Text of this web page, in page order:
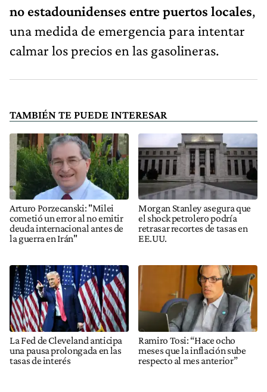
no estadounidenses entre puertos locales,
una medida de emergencia para intentar
calmar los precios en las gasolineras.
TAMBIÉN TE PUEDE INTERESAR
Arturo Porzecanski: "Milei
cometió un error al no emitir
deuda internacional antes de
la guerra en Irán"
Morgan Stanley asegura que
el shock petrolero podría
retrasar recortes de tasas en
EE.UU.
La Fed de Cleveland anticipa
una pausa prolongada en las
tasas de interés
Ramiro Tosi: “Hace ocho
meses que la inflación sube
respecto al mes anterior”